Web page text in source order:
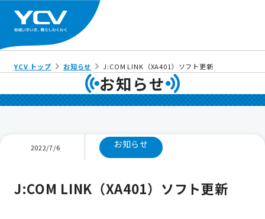
YCV トップ お知らせ J:COM LINK（XA401）ソフト更新
お知らせ
2022/7/6 お知らせ
J:COM LINK（XA401）ソフト更新